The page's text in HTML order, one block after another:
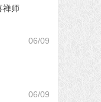
禅师
06/09
06/09